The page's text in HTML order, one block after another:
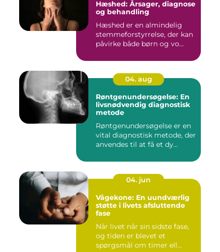
Hæshed: Årsager, diagnose
og behandling
Hæshed er en almindelig
stemmeforstyrrelse, der kan
påvirke både børn og vo...
04. aug
Røntgenundersøgelse: En
livsnødvendig diagnostisk
metode
Røntgenundersøgelse er en
vital diagnostisk metode, der
anvendes til at få et dy...
04. jun
Vågekone: En uundværlig
støtte i livets afsluttende
fase
Når livet når sin sidste fase,
og tiden er blevet et
spørgsmål om timer ell...